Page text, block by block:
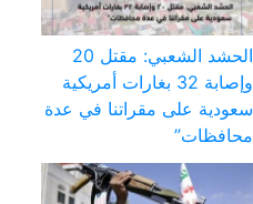
الحشد الشعبي: مقتل 20
وإصابة 32 بغارات أمريكية
سعودية على مقراتنا في عدة
محافظات”